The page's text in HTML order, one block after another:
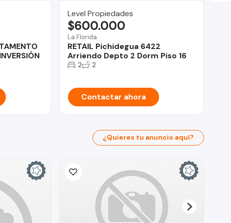
Level Propiedades
La Florida
RETAIL Pichidegua 6422
Arriendo Depto 2 Dorm Piso 16
$600.000
2 2
Contactar ahora
¿Quieres tu anuncio aquí?